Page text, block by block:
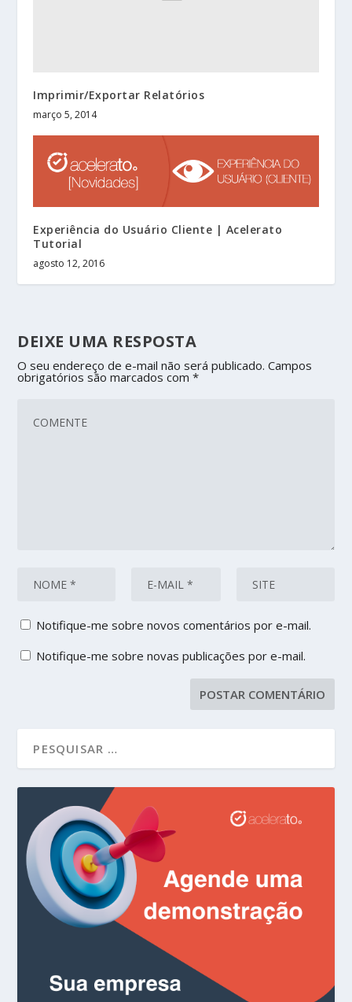
Imprimir/Exportar Relatórios
março 5, 2014
Experiência do Usuário Cliente | Acelerato
Tutorial
agosto 12, 2016
DEIXE UMA RESPOSTA
O seu endereço de e-mail não será publicado. Campos
obrigatórios são marcados com*
Notifique-me sobre novos comentários por e-mail.
Notifique-me sobre novas publicações por e-mail.